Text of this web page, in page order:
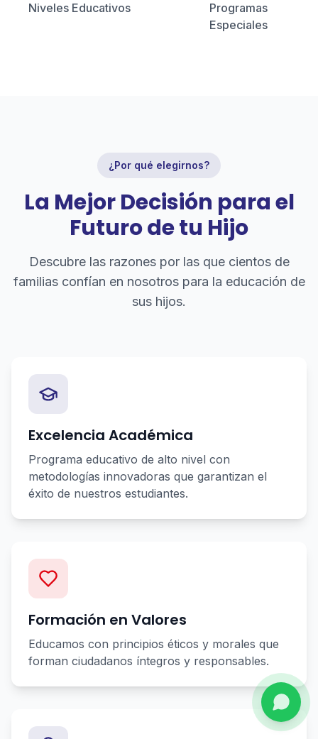
Niveles Educativos
Programas
Especiales
¿Por qué elegirnos?
La Mejor Decisión para el
Futuro de tu Hijo
Descubre las razones por las que cientos de
familias confían en nosotros para la educación de
sus hijos.
Excelencia Académica
Programa educativo de alto nivel con
metodologías innovadoras que garantizan el
éxito de nuestros estudiantes.
Formación en Valores
Educamos con principios éticos y morales que
forman ciudadanos íntegros y responsables.